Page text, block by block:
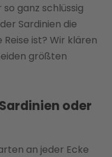
ganz schlüssig
Sardinien die
ist? Wir klären
größten
oder
an jeder Ecke